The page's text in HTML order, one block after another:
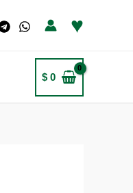
♥
$0